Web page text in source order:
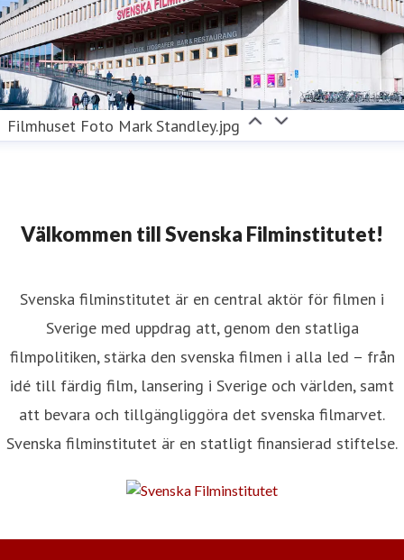
Filmhuset Foto Mark Standley.jpg
Välkommen till Svenska Filminstitutet!
Svenska filminstitutet är en central aktör för filmen i
Sverige med uppdrag att, genom den statliga
filmpolitiken, stärka den svenska filmen i alla led – från
idé till färdig film, lansering i Sverige och världen, samt
att bevara och tillgängliggöra det svenska filmarvet.
Svenska filminstitutet är en statligt finansierad stiftelse.